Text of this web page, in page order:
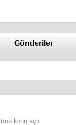
Gönderiler
konu açtı.